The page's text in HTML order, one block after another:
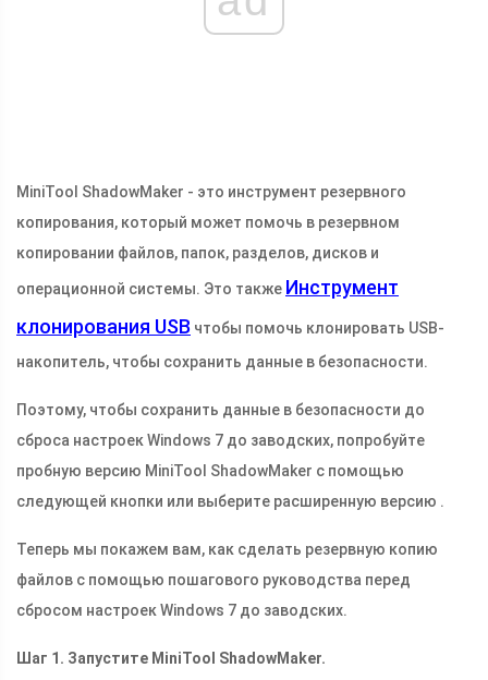
MiniTool ShadowMaker - это инструмент резервного
копирования, который может помочь в резервном
копировании файлов, папок, разделов, дисков и
операционной системы. Это также Инструмент
клонирования USB чтобы помочь клонировать USB-
накопитель, чтобы сохранить данные в безопасности.
Поэтому, чтобы сохранить данные в безопасности до
сброса настроек Windows 7 до заводских, попробуйте
пробную версию MiniTool ShadowMaker с помощью
следующей кнопки или выберите расширенную версию .
Теперь мы покажем вам, как сделать резервную копию
файлов с помощью пошагового руководства перед
сбросом настроек Windows 7 до заводских.
Шаг 1. Запустите MiniTool ShadowMaker.